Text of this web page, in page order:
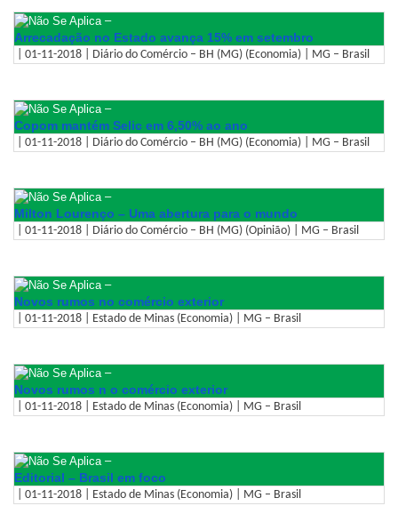
–
Arrecadação no Estado avança 15% em setembro
| 01-11-2018 | Diário do Comércio – BH (MG) (Economia) | MG – Brasil
–
Copom mantém Selic em 6,50% ao ano
| 01-11-2018 | Diário do Comércio – BH (MG) (Economia) | MG – Brasil
–
Milton Lourenço – Uma abertura para o mundo
| 01-11-2018 | Diário do Comércio – BH (MG) (Opinião) | MG – Brasil
–
Novos rumos no comércio exterior
| 01-11-2018 | Estado de Minas (Economia) | MG – Brasil
–
Novos rumos n o comércio exterior
| 01-11-2018 | Estado de Minas (Economia) | MG – Brasil
–
Editorial – Brasil em foco
| 01-11-2018 | Estado de Minas (Economia) | MG – Brasil